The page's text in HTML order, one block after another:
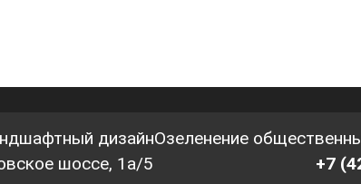
дизайнОзеленение
шоссе, 1а/5
+7